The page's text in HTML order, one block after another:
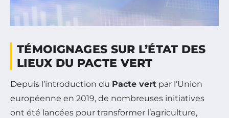
TÉMOIGNAGES SUR L’ÉTAT DES
LIEUX DU PACTE VERT
Depuis l’introduction du Pacte vert par l’Union
européenne en 2019, de nombreuses initiatives
ont été lancées pour transformer l’agriculture,